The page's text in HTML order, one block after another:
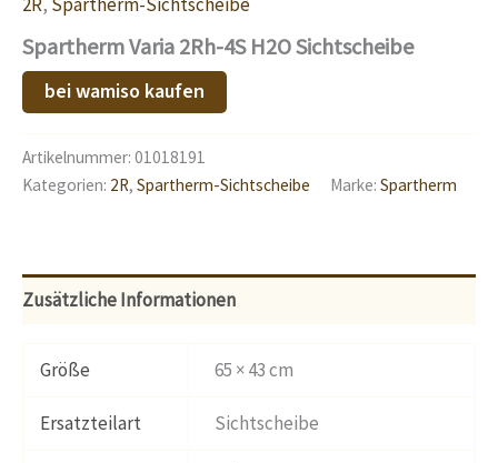
2R, Spartherm-Sichtscheibe
Spartherm Varia 2Rh-4S H2O Sichtscheibe
bei wamiso kaufen
Artikelnummer: 01018191
Kategorien: 2R, Spartherm-Sichtscheibe Marke: Spartherm
Zusätzliche Informationen
Größe 65 × 43 cm
Ersatzteilart Sichtscheibe